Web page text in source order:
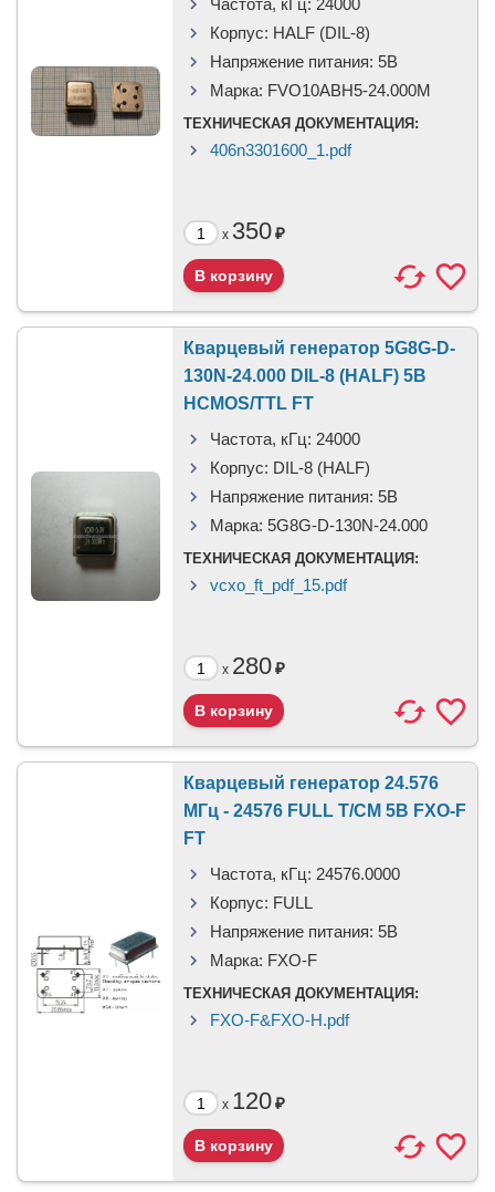
Частота, кГц: 24000
Корпус: HALF (DIL-8)
Напряжение питания: 5В
Марка: FVO10ABH5-24.000M
ТЕХНИЧЕСКАЯ ДОКУМЕНТАЦИЯ:
406n3301600_1.pdf
x 350₽
Кварцевый генератор 5G8G-D-
130N-24.000 DIL-8 (HALF) 5B
HCMOS/TTL FT
Частота, кГц: 24000
Корпус: DIL-8 (HALF)
Напряжение питания: 5B
Марка: 5G8G-D-130N-24.000
ТЕХНИЧЕСКАЯ ДОКУМЕНТАЦИЯ:
vcxo_ft_pdf_15.pdf
x 280₽
Кварцевый генератор 24.576
МГц - 24576 FULL T/CM 5В FXO-F
FT
Частота, кГц: 24576.0000
Корпус: FULL
Напряжение питания: 5В
Марка: FXO-F
ТЕХНИЧЕСКАЯ ДОКУМЕНТАЦИЯ:
FXO-F&FXO-H.pdf
x 120₽